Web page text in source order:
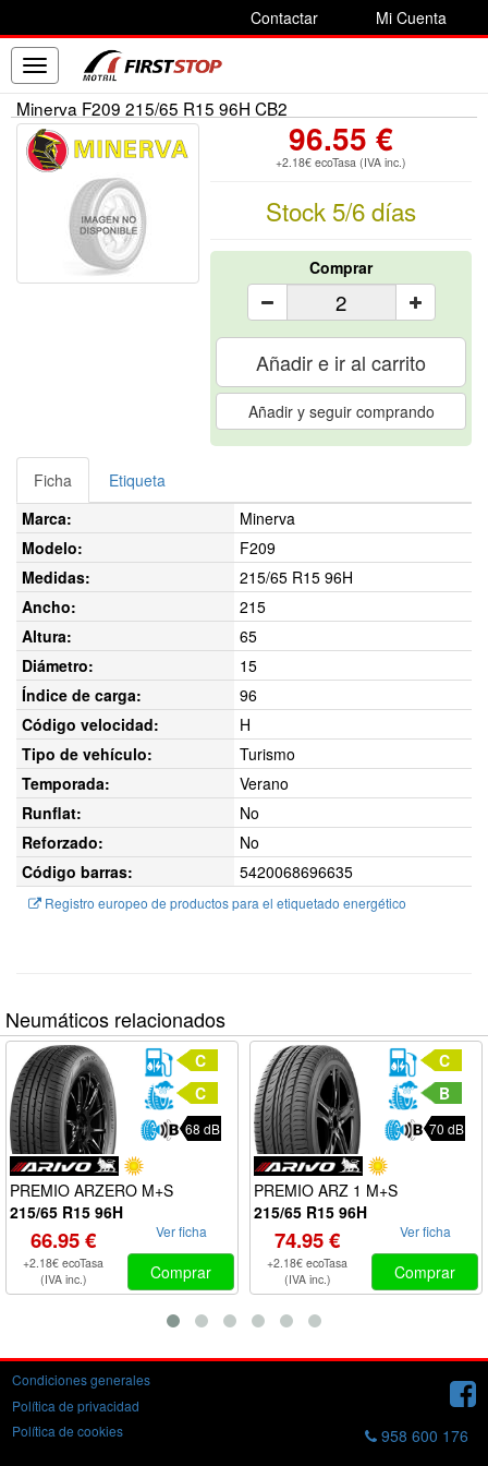
Contactar Mi Cuenta
Toggle
navigation
Minerva F209 215/65 R15 96H CB2
96.55 €
+2.18€ ecoTasa (IVA inc.)
Stock 5/6 días
Comprar
Añadir e ir al carrito
Añadir y seguir comprando
Ficha
Etiqueta
Marca:
Minerva
Modelo:
F209
Medidas:
215/65 R15 96H
Ancho:
215
Altura:
65
Diámetro:
15
Índice de carga:
96
Código velocidad:
H
Tipo de vehículo:
Turismo
Temporada:
Verano
Runflat:
No
Reforzado:
No
Código barras:
5420068696635
Registro europeo de productos para el etiquetado energético
Neumáticos relacionados
C
C
68 dB
PREMIO ARZERO M+S
215/65 R15 96H
66.95 €
+2.18€ ecoTasa
(IVA inc.)
Ver ficha
Comprar
C
B
70 dB
PREMIO ARZ 1 M+S
215/65 R15 96H
74.95 €
+2.18€ ecoTasa
(IVA inc.)
Ver ficha
Comprar
Condiciones generales
Política de privacidad
Política de cookies
958 600 176